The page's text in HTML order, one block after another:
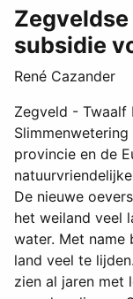
subsidie
René Cazander
Zegveld - Twaalf
provincie en de
De nieuwe
het weiland veel
water. Met name
land veel te
zien al jaren met